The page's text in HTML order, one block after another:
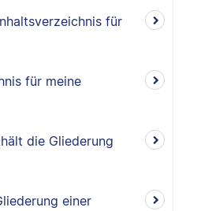
für
für meine
die Gliederung
einer